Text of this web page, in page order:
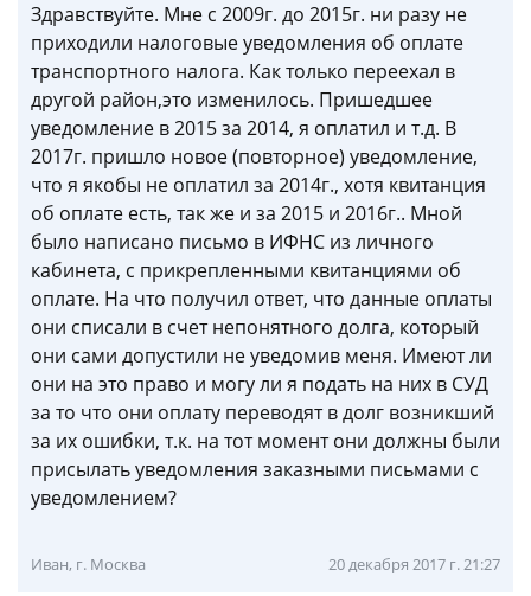
Здравствуйте. Мне с 2009г. до 2015г. ни разу не
приходили налоговые уведомления об оплате
транспортного налога. Как только переехал в
другой район,это изменилось. Пришедшее
уведомление в 2015 за 2014, я оплатил и т.д. В
2017г. пришло новое (повторное) уведомление,
что я якобы не оплатил за 2014г., хотя квитанция
об оплате есть, так же и за 2015 и 2016г.. Мной
было написано письмо в ИФНС из личного
кабинета, с прикрепленными квитанциями об
оплате. На что получил ответ, что данные оплаты
они списали в счет непонятного долга, который
они сами допустили не уведомив меня. Имеют ли
они на это право и могу ли я подать на них в СУД
за то что они оплату переводят в долг возникший
за их ошибки, т.к. на тот момент они должны были
присылать уведомления заказными письмами с
уведомлением?
Иван, г. Москва 20 декабря 2017 г. 21:27